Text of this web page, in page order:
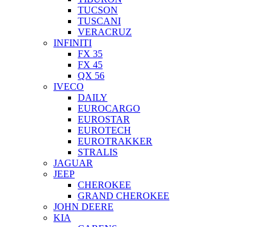
TUCSON
TUSCANI
VERACRUZ
INFINITI
FX 35
FX 45
QX 56
IVECO
DAILY
EUROCARGO
EUROSTAR
EUROTECH
EUROTRAKKER
STRALIS
JAGUAR
JEEP
CHEROKEE
GRAND CHEROKEE
JOHN DEERE
KIA